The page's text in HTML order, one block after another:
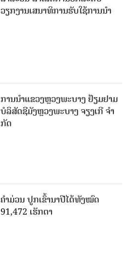
ວຽກງານເສນາທິການຮັບໃຊ້ການນໍາ
ການນຳແຂວງຫຼວງພະບາງ ຢ້ຽມ​ຢາມ
ບໍ​ລິ​ສັດຊີມັງຫຼວງພະບາງ ຈຽງເກີ ຈໍາ
ກັດ
ຄໍາມ່ວນ ປູກເຂົ້ານາປີໄດ້ທັງໝົດ
91,472 ເຮັກຕາ